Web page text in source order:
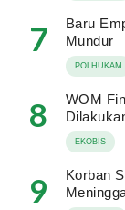
7
Baru
Mundur
POLHUKAM
8
WOM
EKOBIS
9
Korban